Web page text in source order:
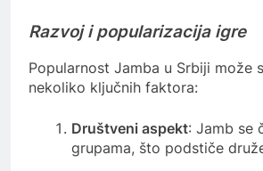
Razvoj i popularizacija igre
Popularnost Jamba u Srbiji može
nekoliko ključnih faktora:
Društveni aspekt: Jamb se
grupama, što podstiče